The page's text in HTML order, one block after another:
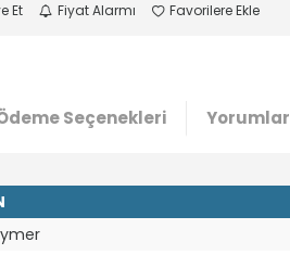
Et Fiyat Alarmı Favorilere Ekle
Seçenekleri Yorumlar